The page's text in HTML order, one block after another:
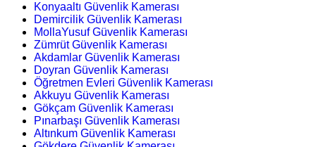
Konyaaltı Güvenlik Kamerası
Demircilik Güvenlik Kamerası
MollaYusuf Güvenlik Kamerası
Zümrüt Güvenlik Kamerası
Akdamlar Güvenlik Kamerası
Doyran Güvenlik Kamerası
Öğretmen Evleri Güvenlik Kamerası
Akkuyu Güvenlik Kamerası
Gökçam Güvenlik Kamerası
Pınarbaşı Güvenlik Kamerası
Altınkum Güvenlik Kamerası